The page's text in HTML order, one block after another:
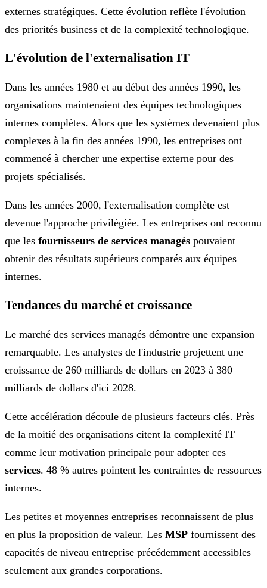
externes stratégiques. Cette évolution reflète l'évolution
des priorités business et de la complexité technologique.
L'évolution de l'externalisation IT
Dans les années 1980 et au début des années 1990, les
organisations maintenaient des équipes technologiques
internes complètes. Alors que les systèmes devenaient plus
complexes à la fin des années 1990, les entreprises ont
commencé à chercher une expertise externe pour des
projets spécialisés.
Dans les années 2000, l'externalisation complète est
devenue l'approche privilégiée. Les entreprises ont reconnu
que les fournisseurs de services managés pouvaient
obtenir des résultats supérieurs comparés aux équipes
internes.
Tendances du marché et croissance
Le marché des services managés démontre une expansion
remarquable. Les analystes de l'industrie projettent une
croissance de 260 milliards de dollars en 2023 à 380
milliards de dollars d'ici 2028.
Cette accélération découle de plusieurs facteurs clés. Près
de la moitié des organisations citent la complexité IT
comme leur motivation principale pour adopter ces
services. 48 % autres pointent les contraintes de ressources
internes.
Les petites et moyennes entreprises reconnaissent de plus
en plus la proposition de valeur. Les MSP fournissent des
capacités de niveau entreprise précédemment accessibles
seulement aux grandes corporations.